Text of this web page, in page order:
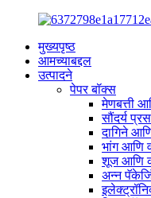
मुख्यपृष्ठ
आमच्याबद्दल
उत्पादने
पेपर बॉक्स
मेणबत्ती
सौंदर्य
दागिने
भांग आणि
शूज आणि
अन्न